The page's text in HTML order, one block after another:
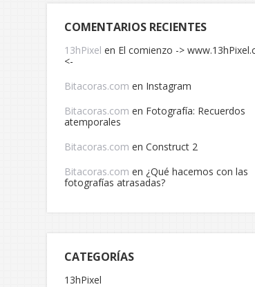
COMENTARIOS RECIENTES
13hPixel en El comienzo ->
<-
Bitacoras.com en Instagram
Bitacoras.com en Fotografía: Recuerdos
atemporales
Bitacoras.com en Construct 2
Bitacoras.com en ¿Qué hacemos con las
fotografías atrasadas?
CATEGORÍAS
13hPixel